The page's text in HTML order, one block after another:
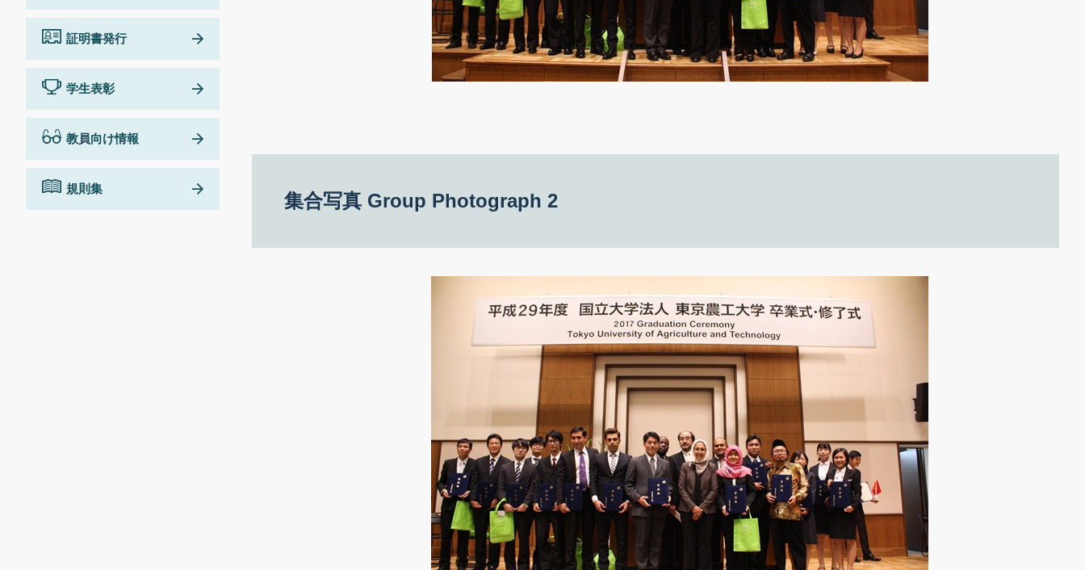
証明書発行
学生表彰
教員向け情報
規則集
集合写真 Group Photograph 2